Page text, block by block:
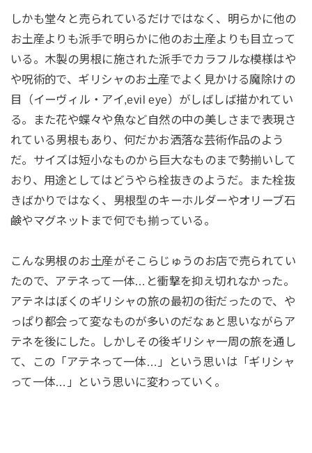
しかも堂々と売られているだけではなく、明らかに他の
お土産よりも派手で明らかに他のお土産よりも目立って
いる。木製の男根に施された派手でカラフルな模様はや
や呪術的で、ギリシャのお土産でよく見かける魔除けの
目（イーヴィル・アイ,evil eye）がしばしば描かれてい
る。また花や蝶々や魚など自然の中の美しさまで表現さ
れている男根もあり、何だかお洒落な芸術作品のよう
だ。サイズは短小なものから巨大なものまで勢揃いして
おり、用途としてはどうやら栓抜きのようだ。また栓抜
きばかりではなく、男根型のキーホルダーやオリーブ石
鹸やマグネットまで何でも揃っている。
こんな男根のお土産がそこらじゅうのお店で売られてい
たので、アテネって一体…と衝撃を抑え切れなかった。
アテネはぼくのギリシャの旅の最初の街だったので、や
っぱり都会って変なものが多いのだなぁと思いながらア
テネを後にした。しかしその後ギリシャ一周の旅を通し
て、この「アテネって一体…」という思いは「ギリシャ
って一体…」という思いに変わっていく。